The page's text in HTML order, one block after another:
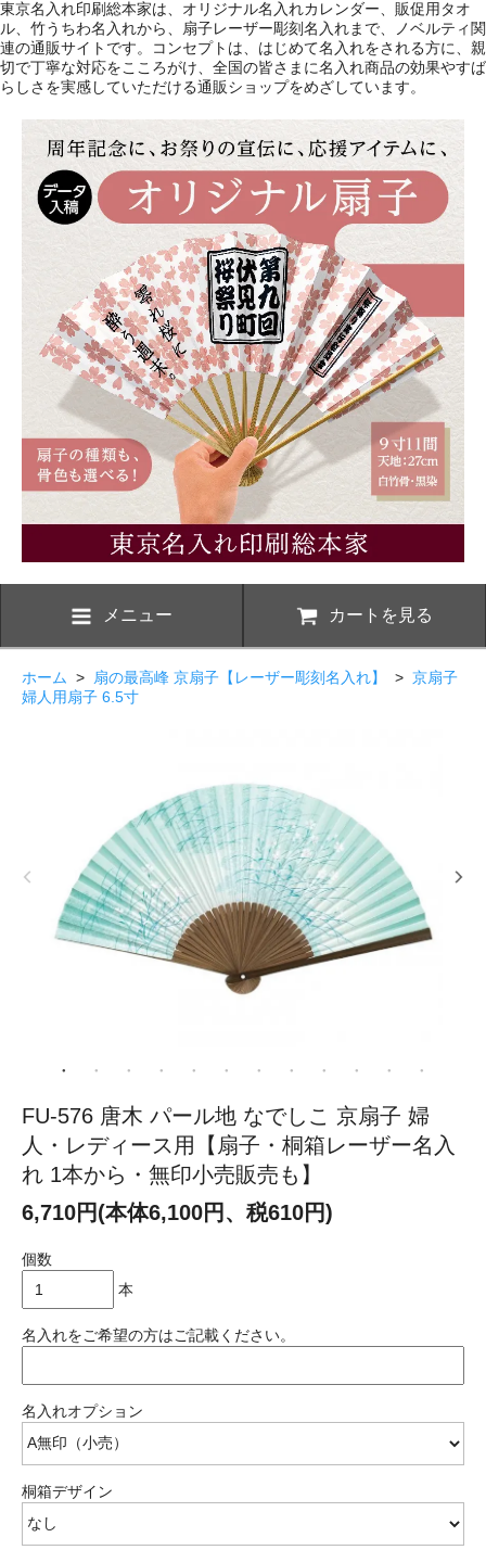
東京名入れ印刷総本家は、オリジナル名入れカレンダー、販促用タオ
ル、竹うちわ名入れから、扇子レーザー彫刻名入れまで、ノベルティ関
連の通販サイトです。コンセプトは、はじめて名入れをされる方に、親
切で丁寧な対応をこころがけ、全国の皆さまに名入れ商品の効果やすば
らしさを実感していただける通販ショップをめざしています。
メニュー カートを見る
ホーム > 扇の最高峰 京扇子【レーザー彫刻名入れ】 > 京扇子
婦人用扇子 6.5寸
FU-576 唐木 パール地 なでしこ 京扇子 婦
人・レディース用【扇子・桐箱レーザー名入
れ 1本から・無印小売販売も】
6,710円(本体6,100円、税610円)
個数
本
名入れをご希望の方はご記載ください。
名入れオプション
桐箱デザイン